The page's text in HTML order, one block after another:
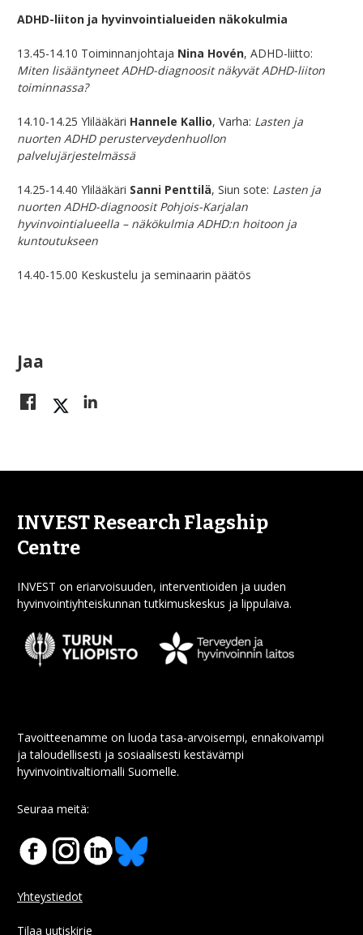
ADHD-liiton ja hyvinvointialueiden näkokulmia
13.45-14.10 Toiminnanjohtaja Nina Hovén, ADHD-liitto:
Miten lisääntyneet ADHD-diagnoosit näkyvät ADHD-liiton
toiminnassa?
14.10-14.25 Ylilääkäri Hannele Kallio, Varha: Lasten ja
nuorten ADHD perusterveydenhuollon
palvelujärjestelmässä
14.25-14.40 Ylilääkäri Sanni Penttilä, Siun sote: Lasten ja
nuorten ADHD-diagnoosit Pohjois-Karjalan
hyvinvointialueella – näkökulmia ADHD:n hoitoon ja
kuntoutukseen
14.40-15.00 Keskustelu ja seminaarin päätös
Jaa
INVEST Research Flagship
Centre
INVEST on eriarvoisuuden, interventioiden ja uuden
hyvinvointiyhteiskunnan tutkimuskeskus ja lippulaiva.
Tavoitteenamme on luoda tasa-arvoisempi, ennakoivampi
ja taloudellisesti ja sosiaalisesti kestävämpi
hyvinvointivaltiomalli Suomelle.
Seuraa meitä:
Yhteystiedot
Tilaa uutiskirje